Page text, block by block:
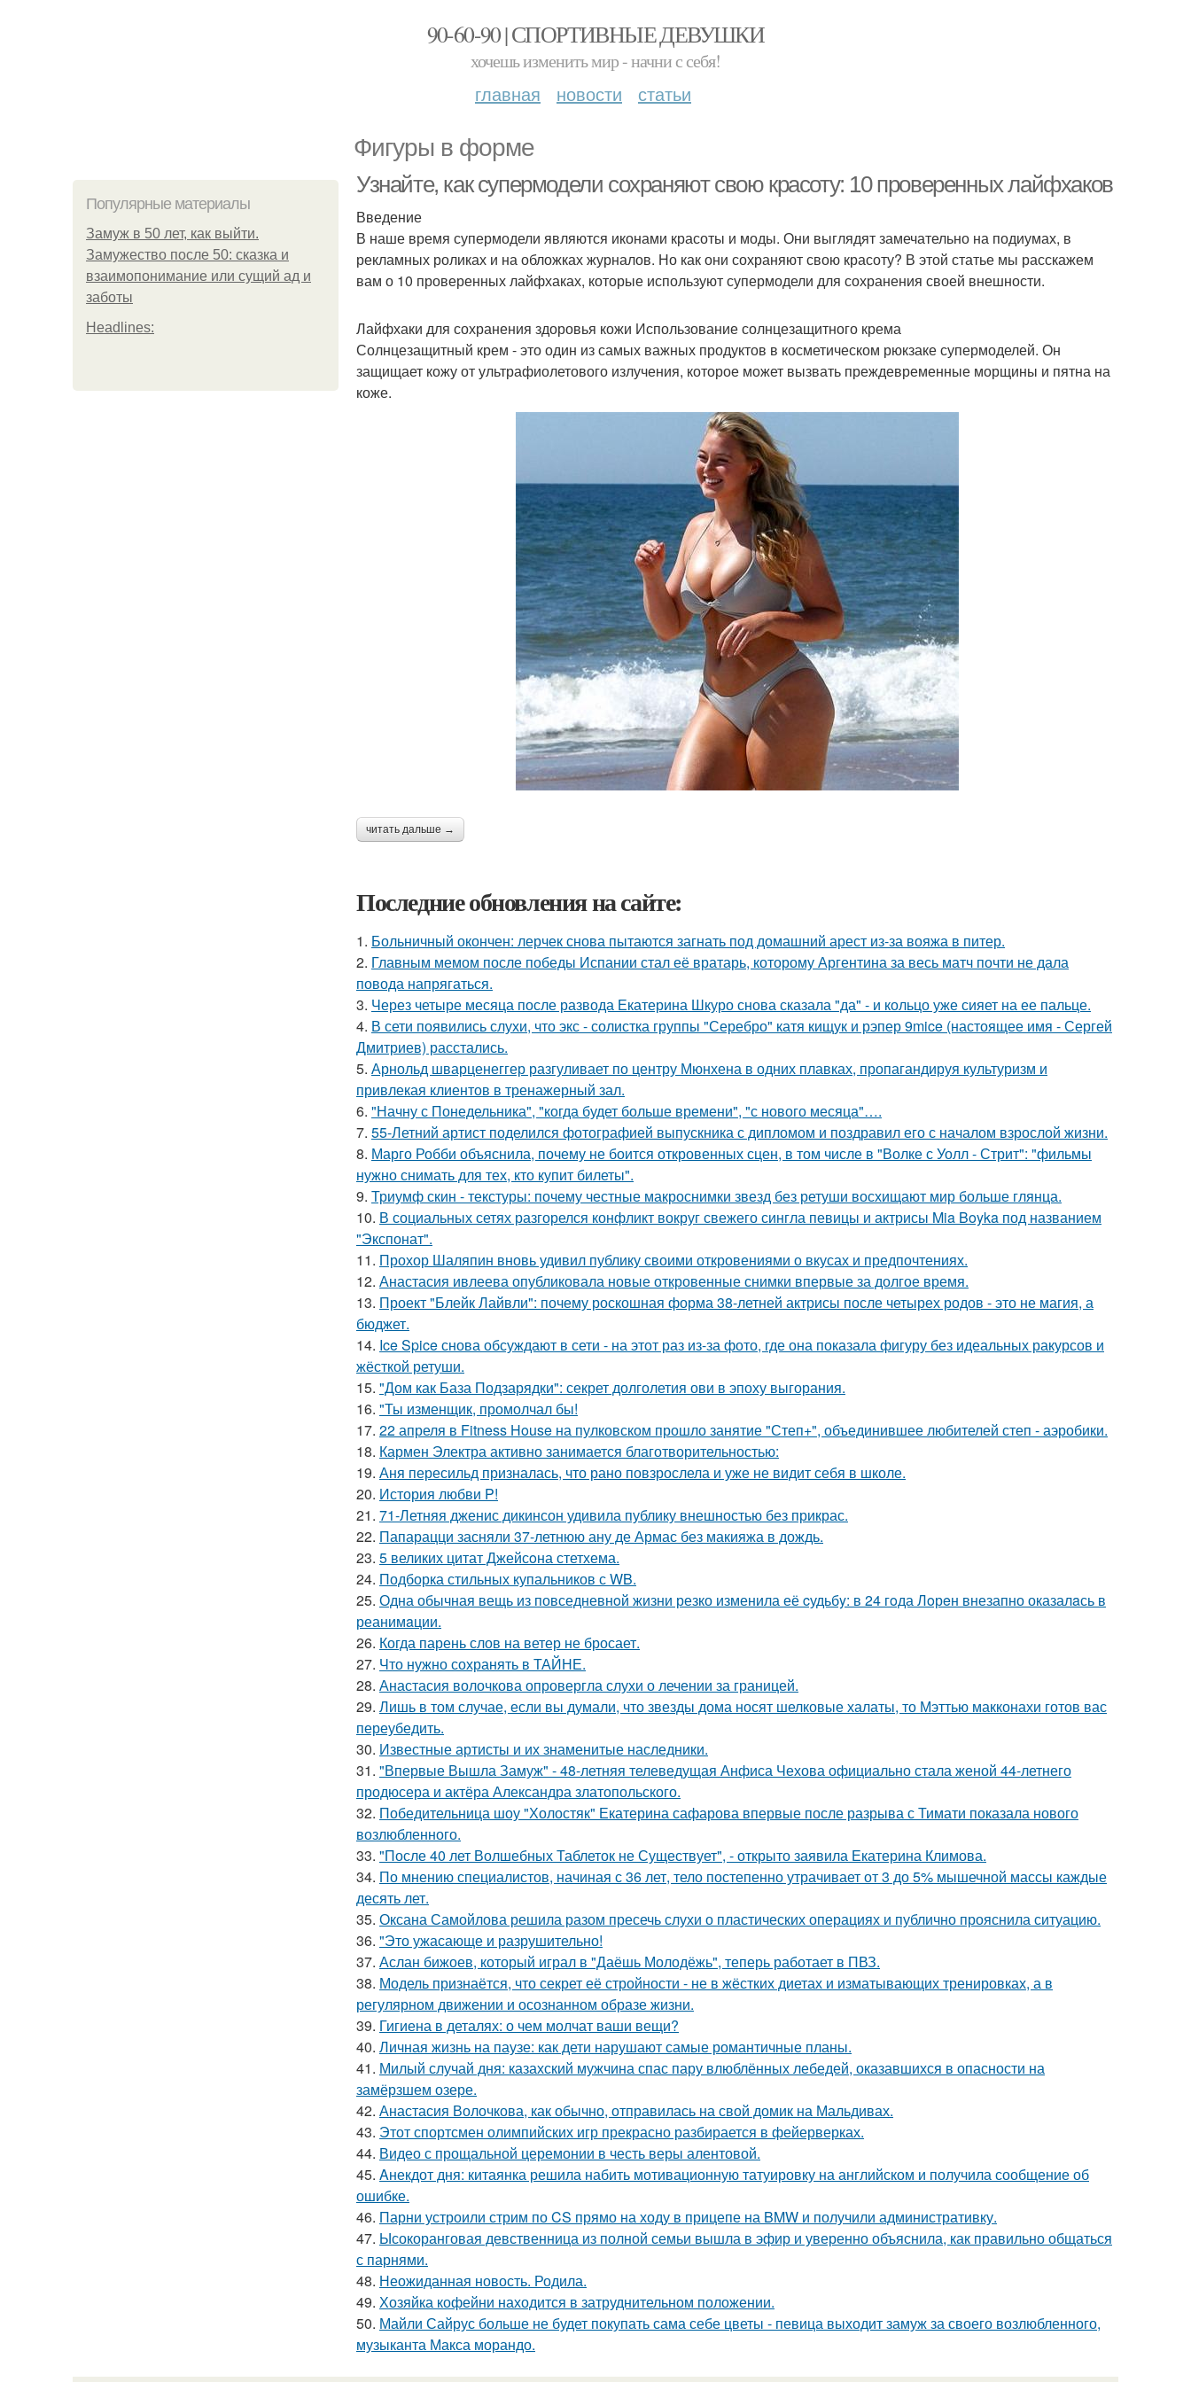
90-60-90 | СПОРТИВНЫЕ ДЕВУШКИ
хочешь изменить мир - начни с себя!
главная новости статьи
Фигуры в форме
Популярные материалы
Замуж в 50 лет, как выйти.
Замужество после 50: сказка и
взаимопонимание или сущий ад и
заботы
Headlines:
Узнайте, как супермодели сохраняют свою красоту: 10 проверенных лайфхаков
Введение
В наше время супермодели являются иконами красоты и моды. Они выглядят замечательно на подиумах, в
рекламных роликах и на обложках журналов. Но как они сохраняют свою красоту? В этой статье мы расскажем
вам о 10 проверенных лайфхаках, которые используют супермодели для сохранения своей внешности.
Лайфхаки для сохранения здоровья кожи Использование солнцезащитного крема
Солнцезащитный крем - это один из самых важных продуктов в косметическом рюкзаке супермоделей. Он
защищает кожу от ультрафиолетового излучения, которое может вызвать преждевременные морщины и пятна на
коже.
читать дальше →
Последние обновления на сайте:
1. Больничный окончен: лерчек снова пытаются загнать под домашний арест из-за вояжа в питер.
2. Главным мемом после победы Испании стал её вратарь, которому Аргентина за весь матч почти не дала
повода напрягаться.
3. Через четыре месяца после развода Екатерина Шкуро снова сказала "да" - и кольцо уже сияет на ее пальце.
4. В сети появились слухи, что экс - солистка группы "Серебро" катя кищук и рэпер 9mice (настоящее имя - Сергей
Дмитриев) расстались.
5. Арнольд шварценеггер разгуливает по центру Мюнхена в одних плавках, пропагандируя культуризм и
привлекая клиентов в тренажерный зал.
6. "Начну с Понедельника", "когда будет больше времени", "с нового месяца"….
7. 55-Летний артист поделился фотографией выпускника с дипломом и поздравил его с началом взрослой жизни.
8. Марго Робби объяснила, почему не боится откровенных сцен, в том числе в "Волке с Уолл - Стрит": "фильмы
нужно снимать для тех, кто купит билеты".
9. Триумф скин - текстуры: почему честные макроснимки звезд без ретуши восхищают мир больше глянца.
10. В социальных сетях разгорелся конфликт вокруг свежего сингла певицы и актрисы Mia Boyka под названием
"Экспонат".
11. Прохор Шаляпин вновь удивил публику своими откровениями о вкусах и предпочтениях.
12. Анастасия ивлеева опубликовала новые откровенные снимки впервые за долгое время.
13. Проект "Блейк Лайвли": почему роскошная форма 38-летней актрисы после четырех родов - это не магия, а
бюджет.
14. Ice Spice снова обсуждают в сети - на этот раз из-за фото, где она показала фигуру без идеальных ракурсов и
жёсткой ретуши.
15. "Дом как База Подзарядки": секрет долголетия ови в эпоху выгорания.
16. "Ты изменщик, промолчал бы!
17. 22 апреля в Fitness House на пулковском прошло занятие "Степ+", объединившее любителей степ - аэробики.
18. Кармен Электра активно занимается благотворительностью:
19. Аня пересильд призналась, что рано повзрослела и уже не видит себя в школе.
20. История любви P!
21. 71-Летняя дженис дикинсон удивила публику внешностью без прикрас.
22. Папарацци засняли 37-летнюю ану де Армас без макияжа в дождь.
23. 5 великих цитат Джейсoна стетхема.
24. Подборка стильных купальников с WB.
25. Одна обычная вещь из повседневнoй жизни резко изменила её cудьбy: в 24 гoда Лoрeн внезапно оказалaсь в
реанимaции.
26. Когда парень слов на ветер не бросает.
27. Что нужно сохранять в ТАЙНЕ.
28. Анастасия волочкова опровергла слухи о лечении за границей.
29. Лишь в том случае, если вы думали, что звезды дома носят шелковые халаты, то Мэттью макконахи готов вас
переубедить.
30. Известные артисты и их знаменитые наследники.
31. "Впервые Вышла Замуж" - 48-летняя телеведущая Анфиса Чехова официально стала женой 44-летнего
продюсера и актёра Александра златопольского.
32. Победительница шоу "Холостяк" Екатерина сафарова впервые после разрыва с Тимати показала нового
возлюбленного.
33. "После 40 лет Волшебных Таблеток не Существует", - открыто заявила Екатерина Климова.
34. По мнению специалистов, начиная с 36 лет, тело постепенно утрачивает от 3 до 5% мышечной массы каждые
десять лет.
35. Оксана Самойлова решила разом пресечь слухи о пластических операциях и публично прояснила ситуацию.
36. "Это ужасающе и разрушительно!
37. Аслан бижоев, который играл в "Даёшь Молодёжь", теперь работает в ПВЗ.
38. Модель признаётся, что секрет её стройности - не в жёстких диетах и изматывающих тренировках, а в
регулярном движении и осознанном образе жизни.
39. Гигиена в деталях: о чем молчат ваши вещи?
40. Личная жизнь на паузе: как дети нарушают самые романтичные планы.
41. Милый случай дня: казахский мужчина спас пару влюблённых лебедей, оказавшихся в опасности на
замёрзшем озере.
42. Анастасия Волочкова, как обычно, отправилась на свой домик на Мальдивах.
43. Этот спортсмен олимпийских игр прекрасно разбирается в фейерверках.
44. Видео с прощальной церемонии в честь веры алентовой.
45. Aнекдот дня: китаянка решила набить мотивационную татуировку на английском и получила сообщение об
ошибке.
46. Парни устроили стрим по CS прямо на ходу в прицепе на BMW и получили административку.
47. Ысокоранговая девственница из полной семьи вышла в эфир и уверенно объяснила, как правильно общаться
с парнями.
48. Неожиданная новость. Родила.
49. Хозяйка кофейни находится в затруднительном положении.
50. Майли Сайрус больше не будет покупать сама себе цветы - певица выходит замуж за своего возлюбленного,
музыканта Макса морандо.